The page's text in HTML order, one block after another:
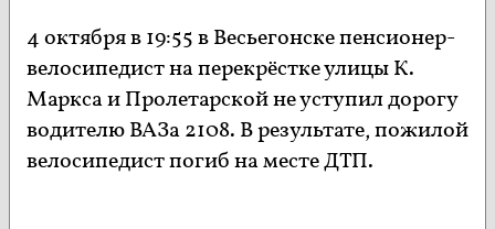
4 октября в 19:55 в Весьегонске пенсионер-
велосипедист на перекрёстке улицы К.
Маркса и Пролетарской не уступил дорогу
водителю ВАЗа 2108. В результате, пожилой
велосипедист погиб на месте ДТП.